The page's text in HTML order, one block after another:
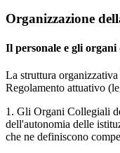
Organizzazione
Il personale e gli organi
La struttura
Regolamento attuativo
1. Gli Organi Collegiali
dell'autonomia delle
che ne definiscono